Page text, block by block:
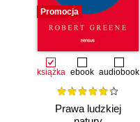
Promocja
książka ebook audiobook
Prawa ludzkiej